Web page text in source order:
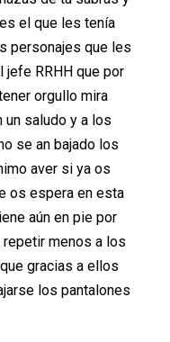
el que les tenía
personajes que les
jefe RRHH que por
orgullo mira
saludo y a los
se an bajado los
aver si ya os
os espera en esta
aún en pie por
menos a los
gracias a ellos
los pantalones